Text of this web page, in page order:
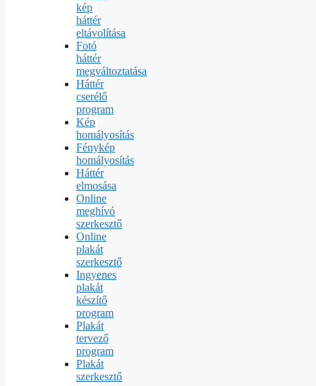
kép
háttér
eltávolítása
Fotó
háttér
megváltoztatása
Háttér
cserélő
program
Kép
homályosítás
Fénykép
homályosítás
Háttér
elmosása
Online
meghívó
szerkesztő
Online
plakát
szerkesztő
Ingyenes
plakát
készítő
program
Plakát
tervező
program
Plakát
szerkesztő